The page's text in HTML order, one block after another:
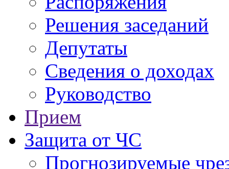
Решения заседаний
Депутаты
Сведения о доходах
Руководство
Прием
Защита от ЧС
Прогнозируемые